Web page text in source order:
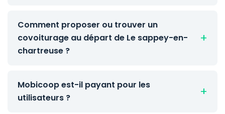
Comment proposer ou trouver un
covoiturage au départ de Le sappey-en-
chartreuse ?
Mobicoop est-il payant pour les
utilisateurs ?